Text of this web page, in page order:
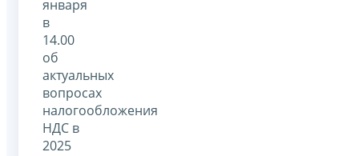
января
в
14.00
об
актуальных
вопросах
налогообложения
НДС в
2025